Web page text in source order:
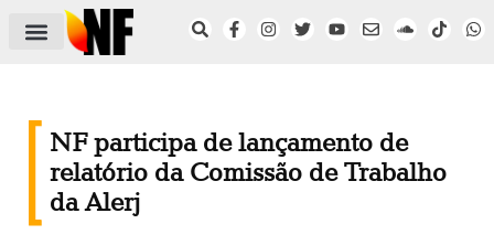
NF participa de lançamento de
relatório da Comissão de Trabalho
da Alerj